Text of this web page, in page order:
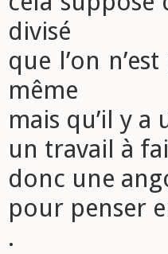
divisé
que l’on
même
mais qu’il y
un travail à
donc une
pour penser
.